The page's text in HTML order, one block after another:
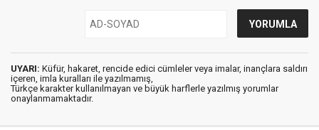
UYARI: Küfür, hakaret, rencide edici cümleler veya imalar, inançlara saldırı
içeren, imla kuralları ile yazılmamış,
Türkçe karakter kullanılmayan ve büyük harflerle yazılmış yorumlar
onaylanmamaktadır.